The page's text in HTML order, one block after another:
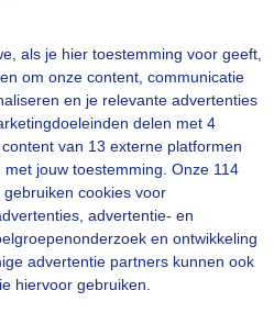
als je hier toestemming voor geeft,
om onze content, communicatie
en je relevante advertenties
delen met 4
van 13 externe platformen
jouw toestemming. Onze 114
cookies voor
advertentie- en
en ontwikkeling
advertentie partners kunnen ook
hiervoor gebruiken.
zonsondergang
Gemaakt: 07-11-2025, 121x bekeken
Dieren